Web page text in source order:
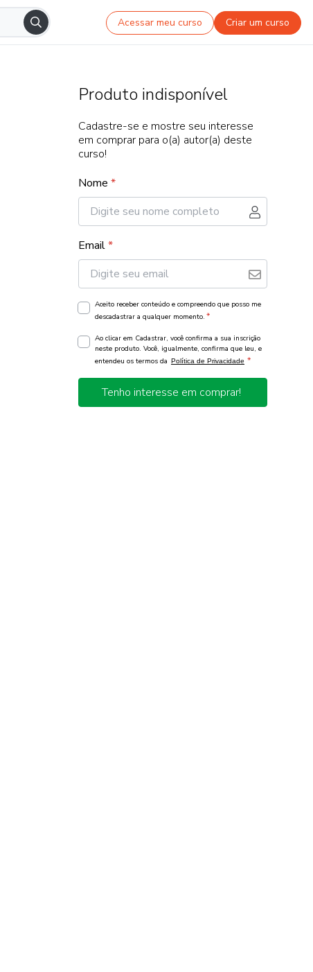
Acessar meu curso Criar um curso
Zero
Produto indisponível
Cadastre-se e mostre seu interesse
em comprar para o(a) autor(a) deste
curso!
Nome *
Email*
Aceito receber conteúdo e compreendo que posso me
descadastrar a qualquer momento. *
Ao clicar em Cadastrar, você confirma a sua inscrição
neste produto. Você, igualmente, confirma que leu, e
entendeu os termos da Política de Privacidade *
Tenho interesse em comprar!